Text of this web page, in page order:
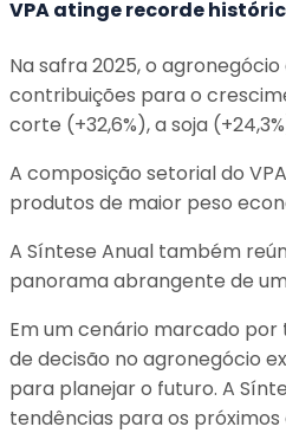
VPA atinge recorde
Na safra 2025, o
contribuições para o
corte (+32,6%), a soja
A composição setorial do
produtos de maior peso
A Síntese Anual também
panorama abrangente de
Em um cenário marcado por
de decisão no agronegócio
para planejar o futuro. A
tendências para os próximos